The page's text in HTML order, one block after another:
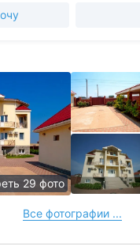
29 фото
Все фотографии ...